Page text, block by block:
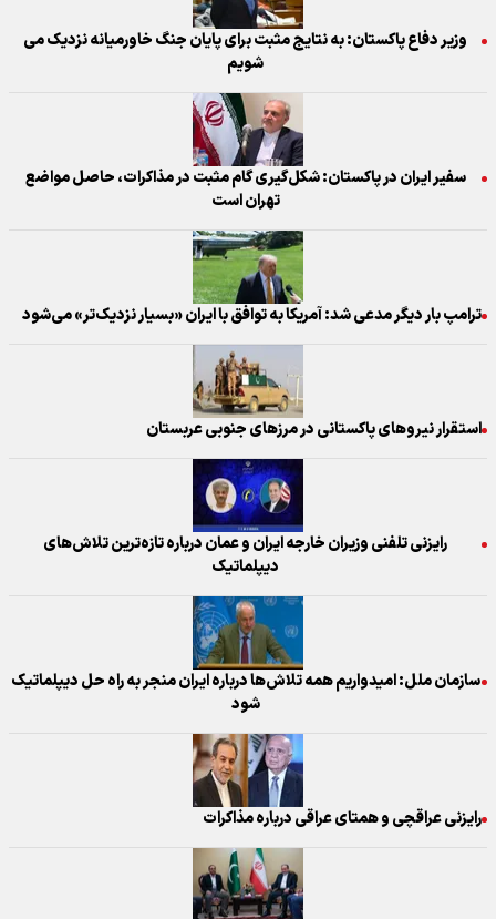
وزیر دفاع پاکستان: به نتایج مثبت برای پایان جنگ خاورمیانه نزدیک می
شویم
سفیر ایران در پاکستان: شکل‌گیری گام مثبت در مذاکرات، حاصل مواضع
تهران است
ترامپ بار دیگر مدعی شد: آمریکا به توافق با ایران «بسیار نزدیک‌تر» می‌شود
استقرار نیروهای پاکستانی در مرزهای جنوبی عربستان
رایزنی تلفنی وزیران خارجه ایران و عمان درباره تازه‌ترین تلاش‌های
دیپلماتیک
سازمان ملل: امیدواریم همه تلاش‌ها درباره ایران منجر به راه حل دیپلماتیک
شود
رایزنی عراقچی و همتای عراقی درباره مذاکرات